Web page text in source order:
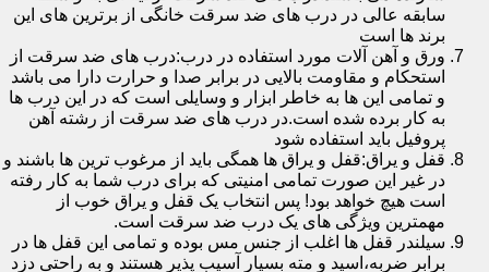
سابقه عالی در درب های ضد سرقت خانگی از برترین های این
برند ها است
ورق و آهن آلات مورد استفاده در درب:درب های ضد سرقت از
استحکام و مقاومت بالایی در برابر صدا و حرارت دارا می باشد
و تمامی این ها به خاطر ابزار و وسایلی است که در این درب ها
به کار برده شده است.در درب های ضد سرقت از رشته آهن
پروفیل باید استفاده شود
قفل و یراق:قفل و یراق ها همگی باید از مرغوب ترین ها باشند و
در غیر این صورت تمامی امنیتی که برای درب شما به کار رفته
است هیچ خواهد بود! پس انتخاب یک قفل و یراق خوب از
مهمترین ویژگی های یک درب ضد سرقت است.
سیلندر قفل ها اغلب از جنس مس بوده و تمامی این قفل ها در
برابر ضربه،اسید و مته بسیار آسیب پذیر هستند و به راحتی دزد